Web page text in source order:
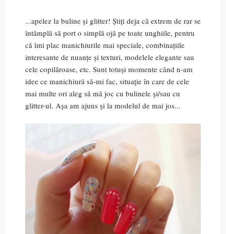
...apelez la buline și glitter! Știți deja că extrem de rar se
întâmplă să port o simplă ojă pe toate unghiile, pentru
că îmi plac manichiurile mai speciale, combinațiile
interesante de nuanțe și texturi, modelele elegante sau
cele copilăroase, etc. Sunt totuși momente când n-am
idee ce manichiură să-mi fac, situație în care de cele
mai multe ori aleg să mă joc cu bulinele și/sau cu
glitter-ul. Așa am ajuns și la modelul de mai jos...